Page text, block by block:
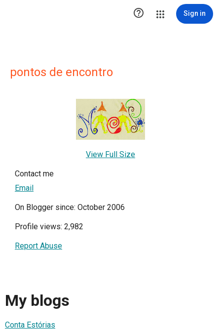
 Sign in
pontos de encontro
View Full Size
Contact me
Email
On Blogger since: October 2006
Profile views: 2,982
Report Abuse
My blogs
Conta Estórias